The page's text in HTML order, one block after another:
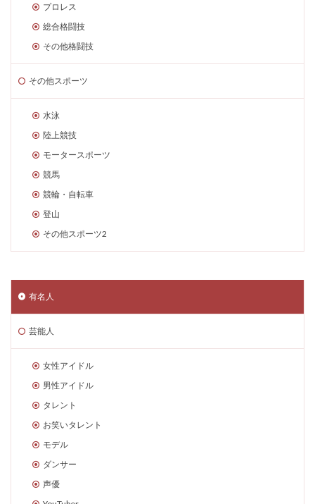
プロレス
総合格闘技
その他格闘技
その他スポーツ
水泳
陸上競技
モータースポーツ
競馬
競輪・自転車
登山
その他スポーツ2
有名人
芸能人
女性アイドル
男性アイドル
タレント
お笑いタレント
モデル
ダンサー
声優